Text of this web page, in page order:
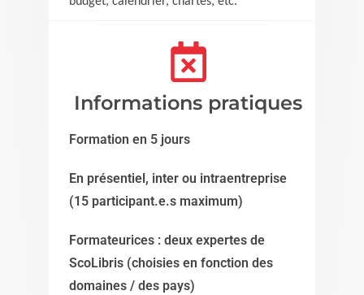
Informations pratiques
Formation en 5 jours
En présentiel, inter ou intraentreprise
(15 participant.e.s maximum)
Formateurices : deux expertes de
ScoLibris (choisies en fonction des
domaines / des pays)